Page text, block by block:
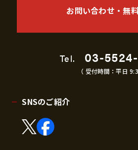
お問い合わせ・無
Tel. 03-
（ 受付時間：平日
SNSのご紹介